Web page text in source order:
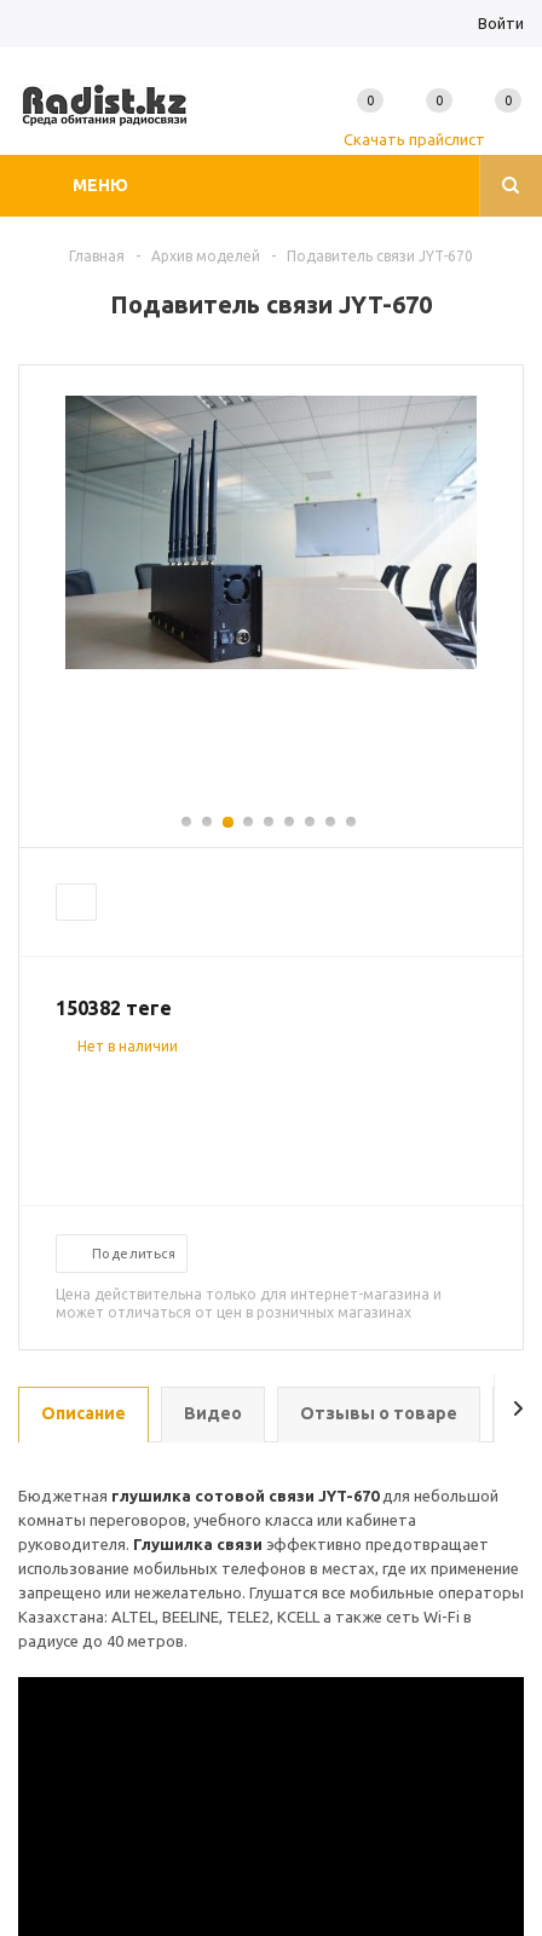
Войти
МЕНЮ
Скачать прайслист
0 0 0
Главная - Архив моделей - Подавитель связи JYT-670
Подавитель связи JYT-670
150382 теңге
Нет в наличии
Поделиться
Цена действительна только для интернет-магазина и
может отличаться от цен в розничных магазинах
Описание Видео Отзывы о товаре
Бюджетная глушилка сотовой связи JYT-670для небольшой
комнаты переговоров, учебного класса или кабинета
руководителя. Глушилка связи эффективно предотвращает
использование мобильных телефонов в местах, где их применение
запрещено или нежелательно. Глушатся все мобильные операторы
Казахстана: ALTEL, BEELINE, TELE2, KCELL а также сеть Wi-Fi в
радиусе до 40 метров.